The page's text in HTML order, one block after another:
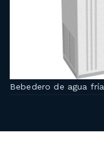
Bebedero de agua